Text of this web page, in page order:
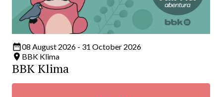
date_range08 August 2026 - 31 October 2026
room BBK Klima
BBK Klima